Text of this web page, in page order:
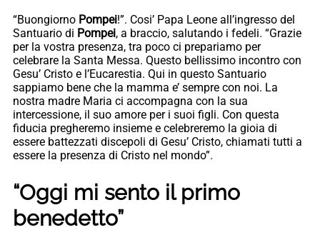
“Buongiorno Pompei!”. Cosi’ Papa Leone all’ingresso del
Santuario di Pompei, a braccio, salutando i fedeli. “Grazie
per la vostra presenza, tra poco ci prepariamo per
celebrare la Santa Messa. Questo bellissimo incontro con
Gesu’ Cristo e l’Eucarestia. Qui in questo Santuario
sappiamo bene che la mamma e’ sempre con noi. La
nostra madre Maria ci accompagna con la sua
intercessione, il suo amore per i suoi figli. Con questa
fiducia pregheremo insieme e celebreremo la gioia di
essere battezzati discepoli di Gesu’ Cristo, chiamati tutti a
essere la presenza di Cristo nel mondo”.
“Oggi mi sento il primo
benedetto”